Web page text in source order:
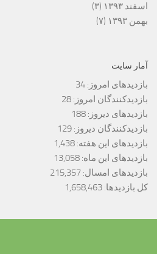
اسفند ۱۳۹۳
(۳)
بهمن ۱۳۹۳
(۷)
آمار سایت
بازدیدهای امروز: 34
بازدیدکنندگان امروز: 28
بازدیدهای دیروز: 188
بازدیدکنندگان دیروز: 129
بازدیدهای این هفته: 1,438
بازدیدهای این ماه: 13,058
بازدیدهای امسال: 215,357
کل بازدیدها: 1,658,463